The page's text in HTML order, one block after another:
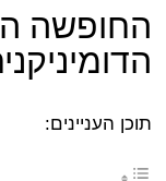
החופשה
תוכן העניינים: